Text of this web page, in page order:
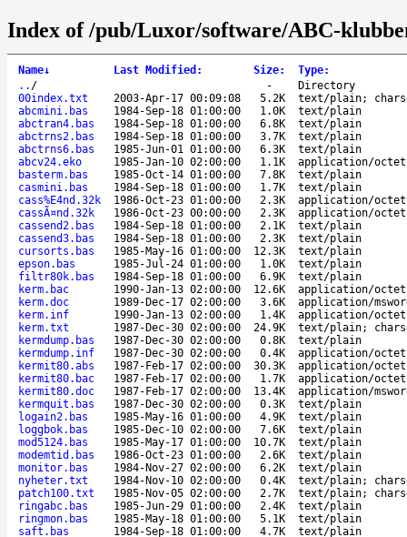
Index of /pub/Luxor/software/ABC-
Name↓ Last Modified : Size: Type:
.. / -
Directory
00index.txt
2003-Apr-17 00:09:08 5.2K
text/plain;
abcmini.bas
1984-Sep-18 01:00:00 1.0K
text/plain
abctran4.bas
1984-Sep-18 01:00:00 6.8K
text/plain
abctrns2.bas
1984-Sep-18 01:00:00 3.7K
text/plain
abctrns6.bas
1985-Jun-01 01:00:00 6.3K
text/plain
abcv24.eko
1985-Jan-10 02:00:00 1.1K
application/
basterm.bas
1985-Oct-14 01:00:00 7.8K
text/plain
casmini.bas
1984-Sep-18 01:00:00 1.7K
text/plain
cass%E4nd.32k
1986-Oct-23 01:00:00 2.3K
application/
cassÃ¤nd.32k
1986-Oct-23 00:00:00 2.3K
application/
cassend2.bas
1984-Sep-18 01:00:00 2.1K
text/plain
cassend3.bas
1984-Sep-18 01:00:00 2.3K
text/plain
cursorts.bas
1985-May-16 01:00:00 12.3K
text/plain
epson.bas
1985-Jul-24 01:00:00 1.0K
text/plain
filtr80k.bas
1984-Sep-18 01:00:00 6.9K
text/plain
kerm.bac
1990-Jan-13 02:00:00 12.6K
application/
kerm.doc
1989-Dec-17 02:00:00 3.6K
application/
kerm.inf
1990-Jan-13 02:00:00 1.4K
application/
kerm.txt
1987-Dec-30 02:00:00 24.9K
text/plain;
kermdump.bas
1987-Dec-30 02:00:00 0.8K
text/plain
kermdump.inf
1987-Dec-30 02:00:00 0.4K
application/
kermit80.abs
1987-Feb-17 02:00:00 30.3K
application/
kermit80.bac
1987-Feb-17 02:00:00 1.7K
application/
kermit80.doc
1987-Feb-17 02:00:00 13.4K
application/
kermquit.bas
1987-Dec-30 02:00:00 0.3K
text/plain
logain2.bas
1985-May-16 01:00:00 4.9K
text/plain
loggbok.bas
1985-Dec-10 02:00:00 7.6K
text/plain
mod5124.bas
1985-May-17 01:00:00 10.7K
text/plain
modemtid.bas
1986-Oct-23 01:00:00 2.6K
text/plain
monitor.bas
1984-Nov-27 02:00:00 6.2K
text/plain
nyheter.txt
1984-Nov-10 02:00:00 0.4K
text/plain;
patch100.txt
1985-Nov-05 02:00:00 2.7K
text/plain;
ringabc.bas
1985-Jun-29 01:00:00 2.4K
text/plain
ringmon.bas
1985-May-18 01:00:00 5.1K
text/plain
saft.bas
1984-Sep-18 01:00:00 4.7K
text/plain